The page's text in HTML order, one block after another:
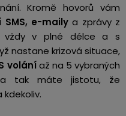
Kromě hovorů vám
SMS, e-mailya zprávy z
vždy v plné délce a s
nastane krizová situace,
voláníaž na 5 vybraných
tak máte jistotu, že